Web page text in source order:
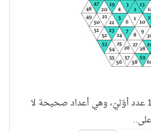
هذا الجدول يتضمّن أوّل 1000 عدد أوّليّ، وهي أعداد صحيحة لا